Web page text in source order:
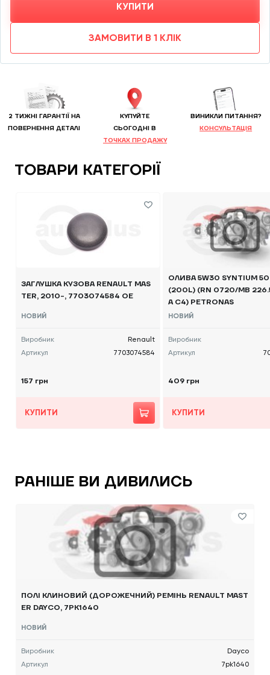
КУПИТИ
ЗАМОВИТИ В 1 КЛІК
2 ТИЖНІ ГАРАНТІЇ НА
ПОВЕРНЕННЯ ДЕТАЛІ
КУПУЙТЕ
CЬОГОДНІ В
ТОЧКАХ ПРОДАЖУ
ВИНИКЛИ ПИТАННЯ?
КОНСУЛЬТАЦІЯ
ТОВАРИ КАТЕГОРІЇ
ЗАГЛУШКА КУЗОВА RENAULT MAS
TER, 2010-, 7703074584 OE
НОВИЙ
Виробник
Renault
Артикул
7703074584
157 грн
КУПИТИ
ОЛИВА 5W30 SYNTIUM
(200L) (RN 0720/MB
A C4) PETRONAS
НОВИЙ
Виробник
Артикул
409 грн
КУПИТИ
РАНІШЕ ВИ ДИВИЛИСЬ
ПОЛІ КЛИНОВИЙ (ДОРОЖЕЧНИЙ) РЕМІНЬ RENAULT MAST
ER DAYCO, 7PK1640
НОВИЙ
Виробник
Dayco
Артикул
7pk1640